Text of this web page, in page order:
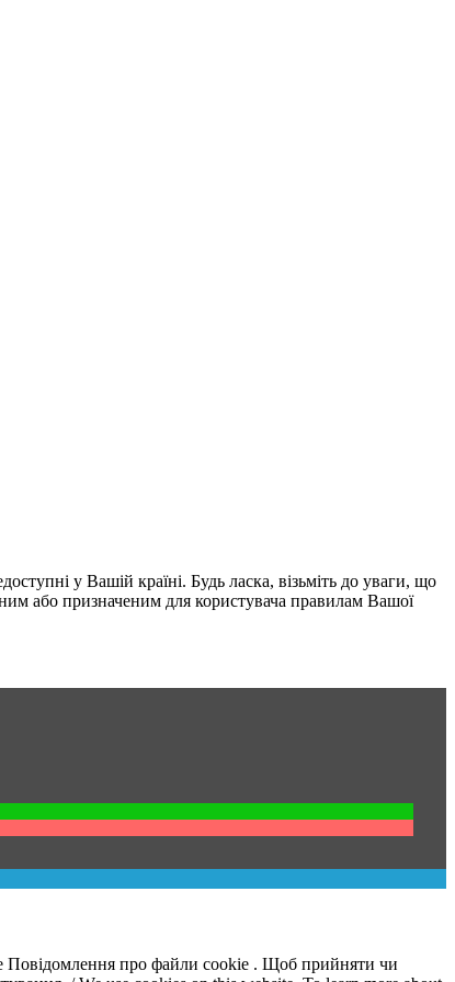
у Вашій країні. Будь ласка, візьміть до уваги, що
або призначеним для користувача правилам Вашої
Повідомлення про файли cookie . Щоб прийняти чи